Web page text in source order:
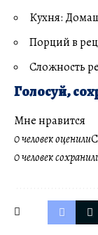
Кухня:
Порций в
Сложность
Голосуй,
Мне нравится
0 человек оценили
0 человек